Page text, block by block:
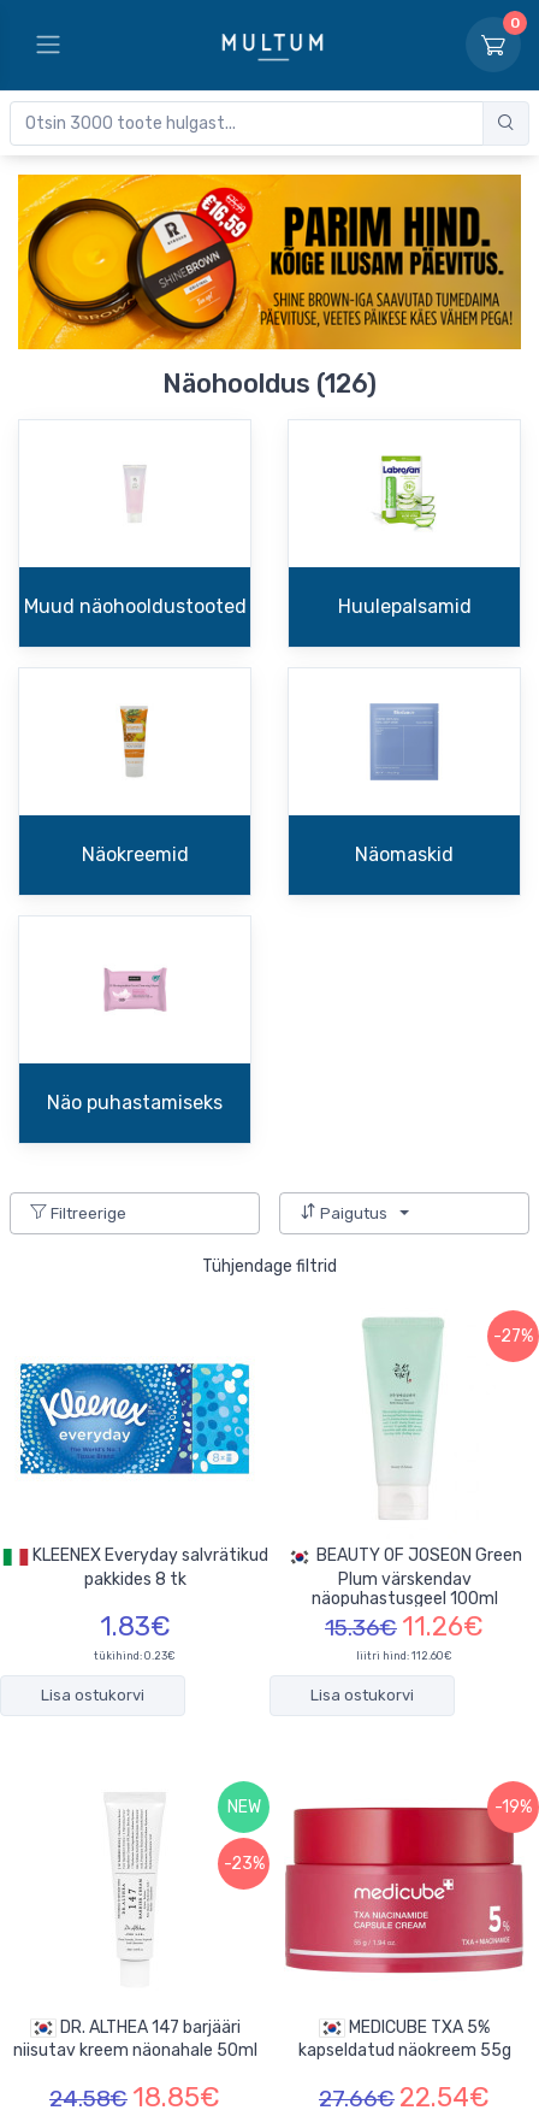
0
Näohooldus (126)
Muud näohooldustooted Huulepalsamid
Näokreemid Näomaskid
Näo puhastamiseks
Filtreerige Paigutus
Tühjendage filtrid
KLEENEX Everyday salvrätikud
pakkides 8 tk
1.83€
tükihind: 0.23€
Lisa ostukorvi
-27%
Plum värskendav
näopuhastusgeel 100ml
15.36€ 11.26€
liitri hind: 112.60€
Lisa ostukorvi
NEW
-23%
niisutav kreem näonahale 50ml
24.58€ 18.85€
-19%
kapseldatud näokreem 55g
27.66€ 22.54€